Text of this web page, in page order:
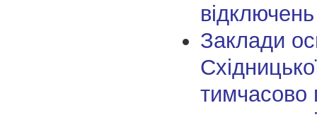
відключень
Заклади
тимчасово